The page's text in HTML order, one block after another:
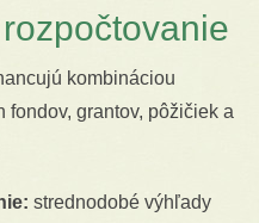
kombináciou
fondov, grantov, pôžičiek a
strednodobé výhľady